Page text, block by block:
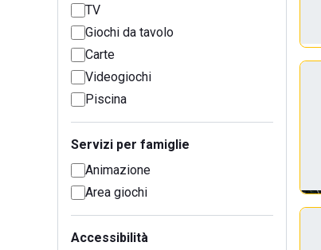
TV
Giochi da tavolo
Carte
Videogiochi
Piscina
Servizi per famiglie
Animazione
Area giochi
Accessibilità